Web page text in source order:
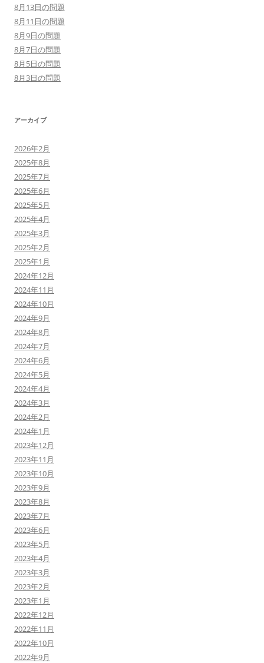
8月13日の問題
8月11日の問題
8月9日の問題
8月7日の問題
8月5日の問題
8月3日の問題
アーカイブ
2026年2月
2025年8月
2025年7月
2025年6月
2025年5月
2025年4月
2025年3月
2025年2月
2025年1月
2024年12月
2024年11月
2024年10月
2024年9月
2024年8月
2024年7月
2024年6月
2024年5月
2024年4月
2024年3月
2024年2月
2024年1月
2023年12月
2023年11月
2023年10月
2023年9月
2023年8月
2023年7月
2023年6月
2023年5月
2023年4月
2023年3月
2023年2月
2023年1月
2022年12月
2022年11月
2022年10月
2022年9月